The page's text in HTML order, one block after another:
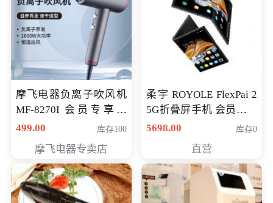
摩飞电器负离子吹风机
MF-8270I 会员专享价
369元
499.00 库存100
摩飞电器专卖店
柔宇 ROYOLE FlexPai 2
5G折叠屏手机 会员专享
购买价格 4998元
5698.00 库存0
直营